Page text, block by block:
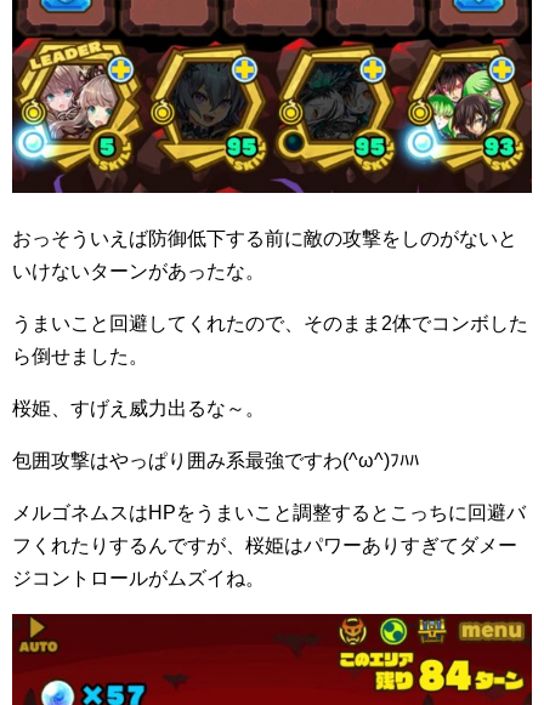
おっそういえば防御低下する前に敵の攻撃をしのがないと
いけないターンがあったな。
うまいこと回避してくれたので、そのまま2体でコンボした
ら倒せました。
桜姫、すげえ威力出るな～。
包囲攻撃はやっぱり囲み系最強ですわ(^ω^)ﾌﾊﾊ
メルゴネムスはHPをうまいこと調整するとこっちに回避バ
フくれたりするんですが、桜姫はパワーありすぎてダメー
ジコントロールがムズイね。